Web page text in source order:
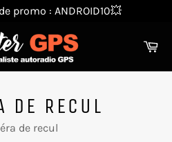
promo : ANDROID10💥
DE RECUL
de recul